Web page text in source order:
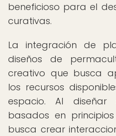
beneficioso para el
curativas.
La integración de
diseños de
creativo que busca
los recursos
espacio. Al diseñar
basados en
busca crear